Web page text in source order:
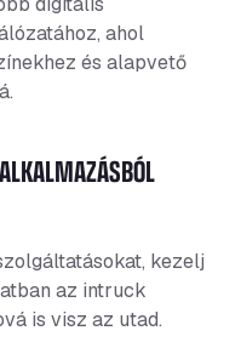
ahol
és alapvető
kezelj
az intruck
is visz az utad.